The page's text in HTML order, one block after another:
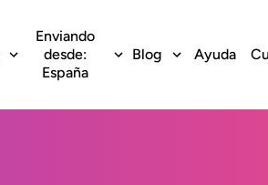
Enviando
desde:
España
Blog Ayuda